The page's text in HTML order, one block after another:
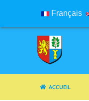
Français
ACCUEIL